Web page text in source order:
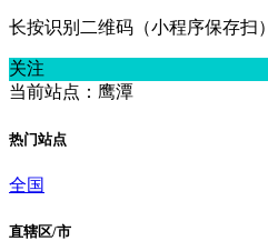
长按识别二维码（小程序保存扫）
关注
当前站点：鹰潭
热门站点
全国
直辖区/市